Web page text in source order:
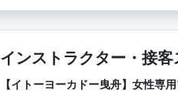
インストラクター・接客
【イトーヨーカドー曳舟】女性専